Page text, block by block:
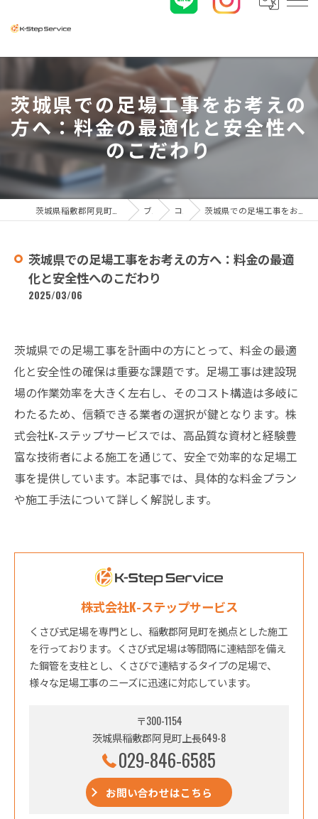
茨城県での足場工事をお考えの
方へ：料金の最適化と安全性へ
のこだわり
ブログ コラム 茨城県での足場工事をお考えの方へ：料金の最適化と安全性へのこだわり
茨城県での足場工事をお考えの方へ：料金の最適
化と安全性へのこだわり
2025/03/06
茨城県での足場工事を計画中の方にとって、料金の最適
化と安全性の確保は重要な課題です。足場工事は建設現
場の作業効率を大きく左右し、そのコスト構造は多岐に
わたるため、信頼できる業者の選択が鍵となります。株
式会社K-ステップサービスでは、高品質な資材と経験豊
富な技術者による施工を通じて、安全で効率的な足場工
事を提供しています。本記事では、具体的な料金プラン
や施工手法について詳しく解説します。
株式会社K-ステップサービス
くさび式足場を専門とし、稲敷郡阿見町を拠点とした施工
を行っております。くさび式足場は等間隔に連結部を備え
た鋼管を支柱とし、くさびで連結するタイプの足場で、
様々な足場工事のニーズに迅速に対応しています。
〒300-1154
茨城県稲敷郡阿見町上長649-8
029-846-6585
お問い合わせはこちら